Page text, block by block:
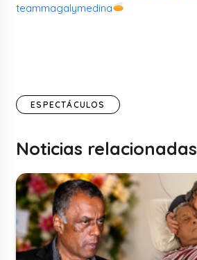
teammagalymedina
ESPECTÁCULOS
Noticias relacionadas